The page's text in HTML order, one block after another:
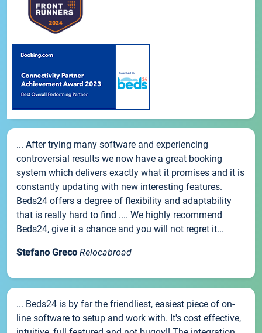
... After trying many software and experiencing
controversial results we now have a great booking
system which delivers exactly what it promises and it is
constantly updating with new interesting features.
Beds24 offers a degree of flexibility and adaptability
that is really hard to find .... We highly recommend
Beds24, give it a chance and you will not regret it...
Stefano Greco Relocabroad
... Beds24 is by far the friendliest, easiest piece of on-
line software to setup and work with. It's cost effective,